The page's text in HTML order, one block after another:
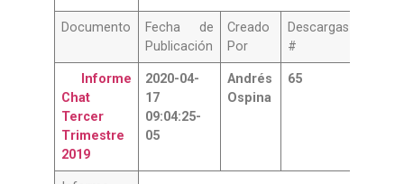
Documento
Fecha de
Publicación
Creado
Por
Descargas
#
Informe
Chat
Tercer
Trimestre
2019
2020-04-
17
09:04:25-
05
Andrés
Ospina
65